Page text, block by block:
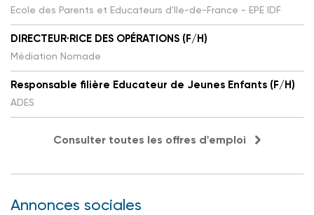
Ecole des Parents et Educateurs d'Ile-de-France - EPE IDF
DIRECTEUR·RICE DES OPÉRATIONS (F/H)
Médiation Nomade
Responsable filière Educateur de Jeunes Enfants (F/H)
ADES
Consulter toutes les offres d'emploi
Annonces sociales